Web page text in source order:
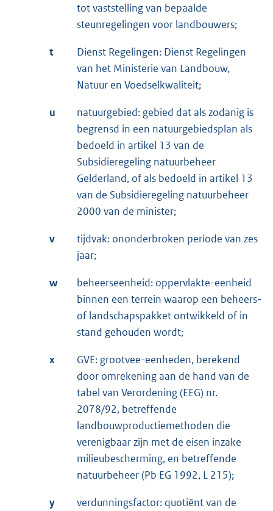
tot vaststelling van bepaalde
steunregelingen voor landbouwers;
t
Dienst Regelingen: Dienst Regelingen
van het Ministerie van Landbouw,
Natuur en Voedselkwaliteit;
u
natuurgebied: gebied dat als zodanig is
begrensd in een natuurgebiedsplan als
bedoeld in artikel 13 van de
Subsidieregeling natuurbeheer
Gelderland, of als bedoeld in artikel 13
van de Subsidieregeling natuurbeheer
2000 van de minister;
v
tijdvak: ononderbroken periode van zes
jaar;
w
beheerseenheid: oppervlakte-eenheid
binnen een terrein waarop een beheers-
of landschapspakket ontwikkeld of in
stand gehouden wordt;
x
GVE: grootvee-eenheden, berekend
door omrekening aan de hand van de
tabel van Verordening (EEG) nr.
2078/92, betreffende
landbouwproductiemethoden die
verenigbaar zijn met de eisen inzake
milieubescherming, en betreffende
natuurbeheer (Pb EG 1992, L 215);
y
verdunningsfactor: quotiënt van de